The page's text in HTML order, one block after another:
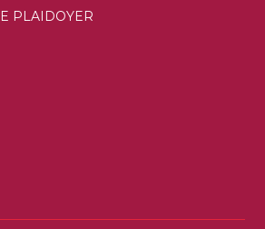
PLAIDOYER